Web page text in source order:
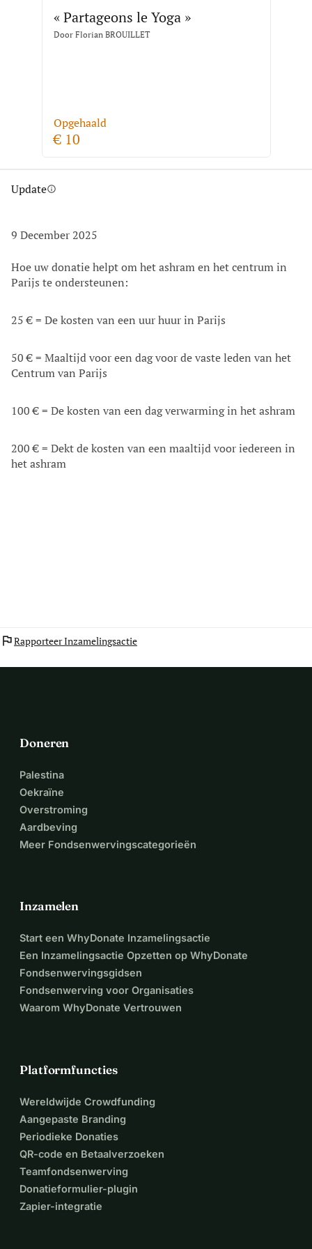
« Partageons le Yoga »
DoorFlorian BROUILLET
Opgehaald
€ 10
Updateinfo
9 December 2025
Hoe uw donatie helpt om het ashram en het centrum in
Parijs te ondersteunen:
25 € = De kosten van een uur huur in Parijs
50 € = Maaltijd voor een dag voor de vaste leden van het
Centrum van Parijs
100 € = De kosten van een dag verwarming in het ashram
200 € = Dekt de kosten van een maaltijd voor iedereen in
het ashram
flagRapporteer Inzamelingsactie
Doneren
Palestina
Oekraïne
Overstroming
Aardbeving
Meer Fondsenwervingscategorieën
Inzamelen
Start een WhyDonate Inzamelingsactie
Een Inzamelingsactie Opzetten op WhyDonate
Fondsenwervingsgidsen
Fondsenwerving voor Organisaties
Waarom WhyDonate Vertrouwen
Platformfuncties
Wereldwijde Crowdfunding
Aangepaste Branding
Periodieke Donaties
QR-code en Betaalverzoeken
Teamfondsenwerving
Donatieformulier-plugin
Zapier-integratie